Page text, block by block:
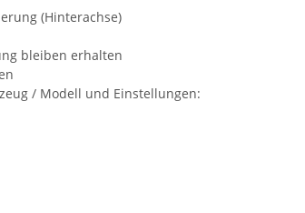
(Hinterachse)
bleiben erhalten
/ Modell und Einstellungen: